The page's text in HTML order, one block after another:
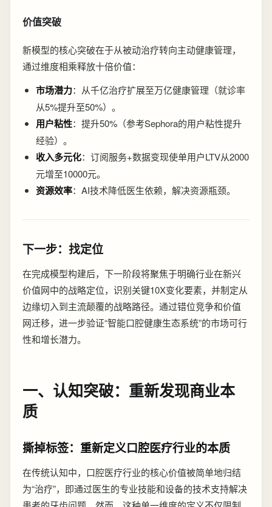
价值突破
新模型的核心突破在于从被动治疗转向主动健康管理，
通过维度相乘释放十倍价值：
市场潜力：从千亿治疗扩展至万亿健康管理（就诊率
从5%提升至50%）。
用户粘性：提升50%（参考Sephora的用户粘性提升
经验）。
收入多元化：订阅服务+数据变现使单用户LTV从2000
元增至10000元。
资源效率：AI技术降低医生依赖，解决资源瓶颈。
下一步：找定位
在完成模型构建后，下一阶段将聚焦于明确行业在新兴
价值网中的战略定位，识别关键10X变化要素，并制定从
边缘切入到主流颠覆的战略路径。通过错位竞争和价值
网迁移，进一步验证“智能口腔健康生态系统”的市场可行
性和增长潜力。
一、认知突破：重新发现商业本
质
撕掉标签：重新定义口腔医疗行业的本质
在传统认知中，口腔医疗行业的核心价值被简单地归结
为“治疗”，即通过医生的专业技能和设备的技术支持解决